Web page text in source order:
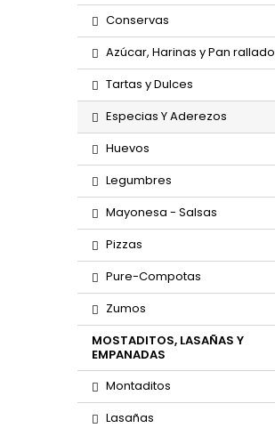
Conservas
Azúcar, Harinas y Pan rallado
Tartas y Dulces
Especias Y Aderezos
Huevos
Legumbres
Mayonesa - Salsas
Pizzas
Pure-Compotas
Zumos
MOSTADITOS, LASAÑAS Y
EMPANADAS
Montaditos
Lasañas